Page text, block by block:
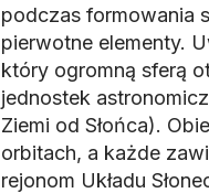
podczas formowania
pierwotne elementy.
który ogromną sferą
jednostek
Ziemi od Słońca).
orbitach, a każde
rejonom Układu